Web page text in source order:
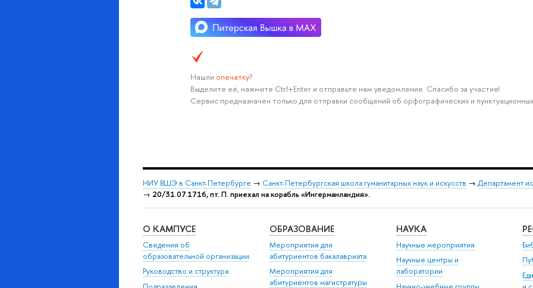
Нашли опечатку?
Выделите её, нажмите Ctrl+Enter и отправьте нам уведомление. Спасибо за участие!
Сервис предназначен только для отправки сообщений об орфографических и
НИУ ВШЭ в Санкт-Петербурге → Санкт-Петербургская школа гуманитарных наук и искусств → Департамент
→ 20/31.07.1716, пт. П. приехал на корабль «Ингерманландия».
О КАМПУСЕ
Сведения об
образовательной организации
Руководство и структура
ОБРАЗОВАНИЕ
Мероприятия для
абитуриентов бакалавриата
Мероприятия для
абитуриентов магистратуры
НАУКА
Научные мероприятия
Научные центры и
лаборатории